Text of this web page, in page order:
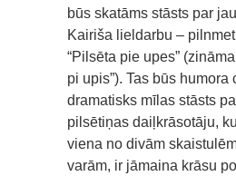
būs skatāms stāsts par
Kairiša lieldarbu –
“Pilsēta pie upes”
pi upis”). Tas būs humora
dramatisks mīlas stāsts
pilsētiņas daiļkrāsotāju,
viena no divām
varām, ir jāmaina krāsu